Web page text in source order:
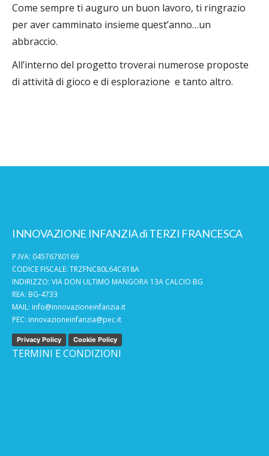
Come sempre ti auguro un buon lavoro, ti ringrazio
per aver camminato insieme quest’anno…un
abbraccio.
All’interno del progetto troverai numerose proposte
di attività di gioco e di esplorazione e tanto altro.
INNOVAZIONE INFANZIA di TERZI FRANCESCA
P.IVA: 04576780169
CODICE FISCALE: TRZFNC80L64C618A
INDIRIZZO: VIA DON ULTIMO MANGORA 13A CALCIO BG
REA: BG-4733
MAIL: info@innovazioneinfanzia.it
PEC: innovazioneinfanzia@pec.it
Privacy Policy Cookie Policy
TERMINI E CONDIZIONI